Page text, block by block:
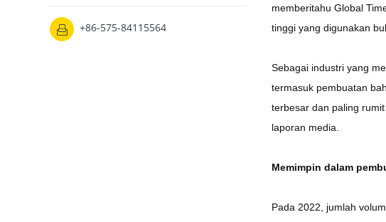
memberitahu Global
tinggi yang digunakan
Sebagai industri yang
termasuk pembuatan
terbesar dan paling
laporan media.
Memimpin dalam
Pada 2022, jumlah
 +86-575-84115564